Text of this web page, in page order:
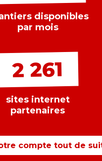
disponibles
par mois
2 261
sites internet
partenaires
compte tout de